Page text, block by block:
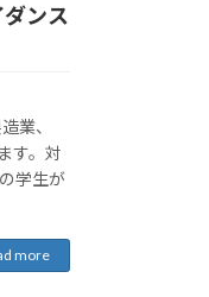
ンス
業、
す。対
学生が
more